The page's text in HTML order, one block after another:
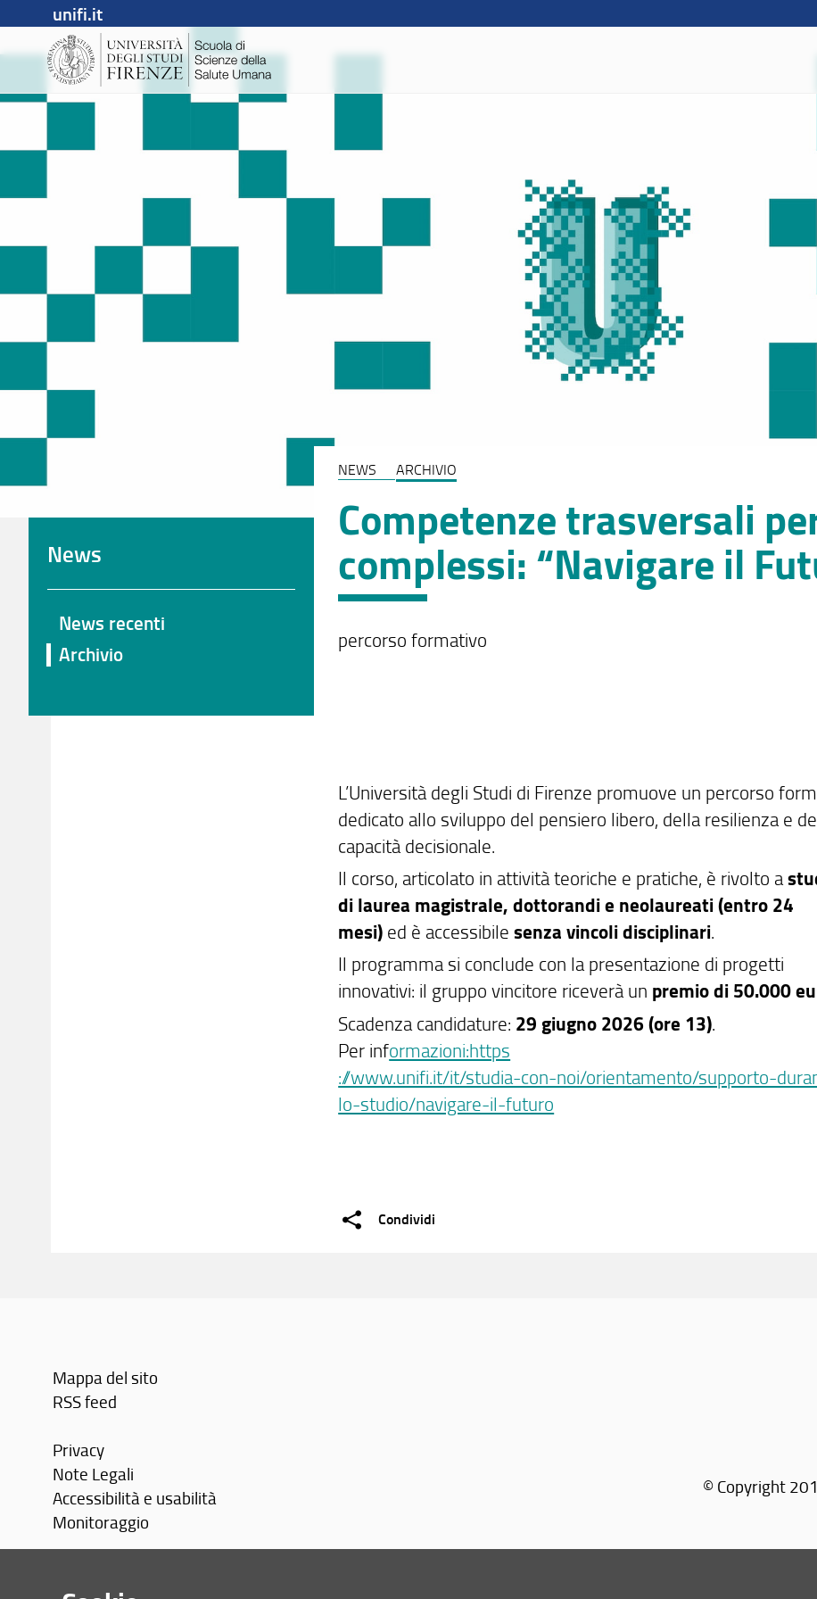
unifi.it
NEWS ARCHIVIO
Competenze trasversali
complessi: “Navigare il
percorso formativo
L’Università degli Studi di Firenze promuove un percorso
dedicato allo sviluppo del pensiero libero, della resilienza e
capacità decisionale.
Il corso, articolato in attività teoriche e pratiche, è rivolto a
di laurea magistrale, dottorandi e neolaureati (entro 24
mesi) ed è accessibilesenza vincoli disciplinari.
Il programma si conclude con la presentazione di progetti
innovativi: il gruppo vincitore riceverà un premio di 50.000
Scadenza candidature: 29 giugno 2026 (ore 13).
Per informazioni:https
://www.unifi.it/it/studia-con-noi/orientamento/supporto-
lo-studio/navigare-il-futuro
Condividi
News
News recenti
Archivio
Mappa del sito
RSS feed
Privacy
Note Legali
Accessibilità e usabilità
Monitoraggio
© Copyright